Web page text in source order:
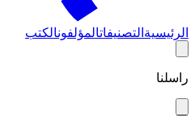
الرئيسية التصنيفاتالمؤلفونالكتب
راسلنا